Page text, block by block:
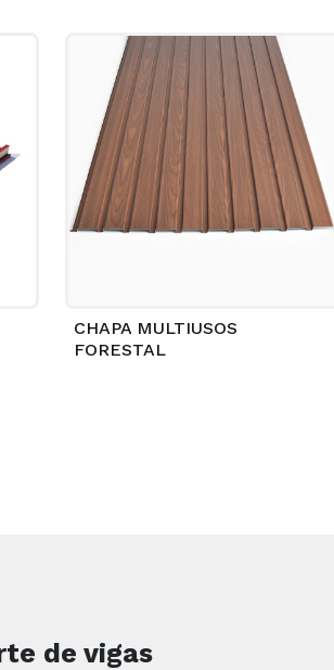
CHAPA MULTIUSOS
FORESTAL
de vigas